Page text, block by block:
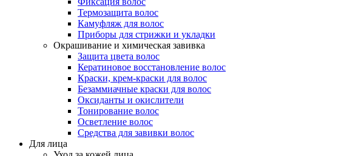
Термозащита волос
Камуфляж для волос
Приборы для стрижки и укладки
Окрашивание и химическая завивка
Защита цвета волос
Кератиновое восстановление волос
Краски, крем-краски для волос
Безаммиачные краски для волос
Оксиданты и окислители
Тонирование волос
Осветление волос
Средства для завивки волос
Для лица